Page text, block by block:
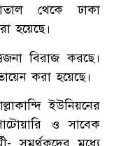
থেকে ঢাকা
হয়েছে।
বিরাজ করছে।
করা হয়েছে।
ইউনিয়নের
ও সাবেক